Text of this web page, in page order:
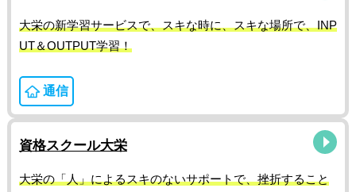
大栄の新学習サービスで、スキな時に、スキな場所で、INP
UT＆OUTPUT学習！
通信
資格スクール大栄
大栄の「人」によるスキのないサポートで、挫折すること